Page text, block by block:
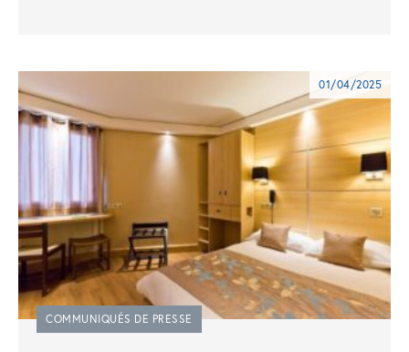
01/04/2025
COMMUNIQUÉS DE PRESSE